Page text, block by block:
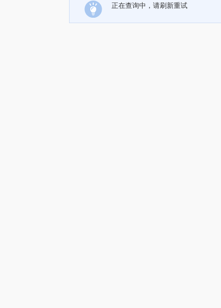
正在查询中，请刷新重试